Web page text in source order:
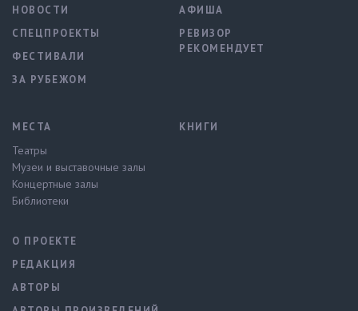
НОВОСТИ
СПЕЦПРОЕКТЫ
ФЕСТИВАЛИ
ЗА РУБЕЖОМ
АФИША
РЕВИЗОР
РЕКОМЕНДУЕТ
МЕСТА
Театры
Музеи и выставочные залы
Концертные залы
Библиотеки
КНИГИ
О ПРОЕКТЕ
РЕДАКЦИЯ
АВТОРЫ